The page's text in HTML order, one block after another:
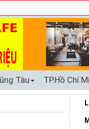
Tàu TP.Hồ Chí